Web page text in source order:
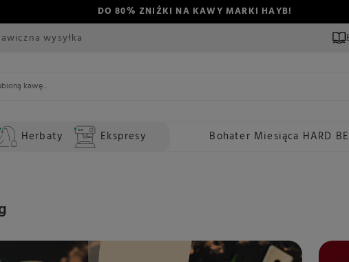
DO 80% ZNIŻKI NA KAWY MARKI HAYB!
wysyłka
Herbaty Ekspresy Bohater Miesiąca HARD